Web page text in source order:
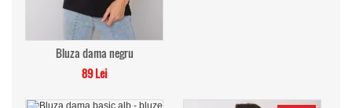
Bluza dama negru
89 Lei